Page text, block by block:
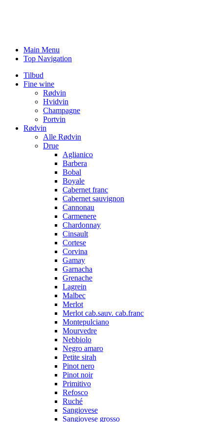
Main Menu
Top Navigation
Tilbud
Fine wine
Rødvin
Hvidvin
Champagne
Portvin
Rødvin
Alle Rødvin
Drue
Aglianico
Barbera
Bobal
Boyale
Cabernet franc
Cabernet sauvignon
Cannonau
Carmenere
Chardonnay
Cinsault
Cortese
Corvina
Gamay
Garnacha
Grenache
Lagrein
Malbec
Merlot
Merlot cab.sauv. cab.franc
Montepulciano
Mourvedre
Nebbiolo
Negro amaro
Petite sirah
Pinot nero
Pinot noir
Primitivo
Refosco
Ruché
Sangiovese
Sangiovese grosso